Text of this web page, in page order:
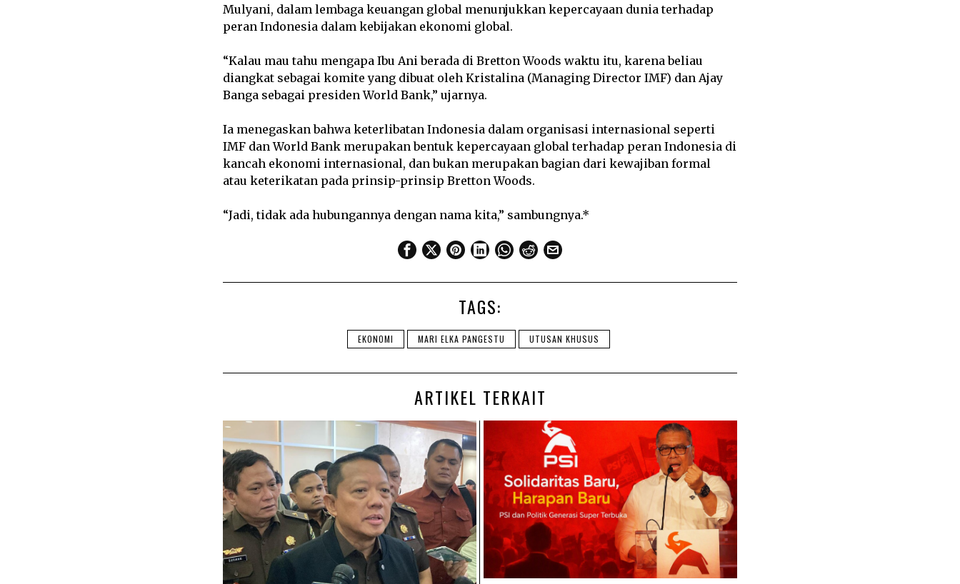
Mulyani, dalam lembaga keuangan global menunjukkan kepercayaan dunia terhadap
peran Indonesia dalam kebijakan ekonomi global.
“Kalau mau tahu mengapa Ibu Ani berada di Bretton Woods waktu itu, karena beliau
diangkat sebagai komite yang dibuat oleh Kristalina (Managing Director IMF) dan Ajay
Banga sebagai presiden World Bank,” ujarnya.
Ia menegaskan bahwa keterlibatan Indonesia dalam organisasi internasional seperti
IMF dan World Bank merupakan bentuk kepercayaan global terhadap peran Indonesia di
kancah ekonomi internasional, dan bukan merupakan bagian dari kewajiban formal
atau keterikatan pada prinsip-prinsip Bretton Woods.
“Jadi, tidak ada hubungannya dengan nama kita,” sambungnya.*
TAGS:
EKONOMI MARI ELKA PANGESTU UTUSAN KHUSUS
ARTIKEL TERKAIT